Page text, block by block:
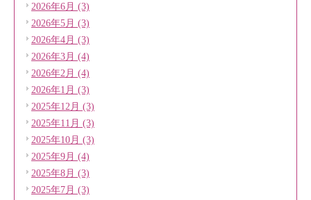
2026年6月 (3)
2026年5月 (3)
2026年4月 (3)
2026年3月 (4)
2026年2月 (4)
2026年1月 (3)
2025年12月 (3)
2025年11月 (3)
2025年10月 (3)
2025年9月 (4)
2025年8月 (3)
2025年7月 (3)